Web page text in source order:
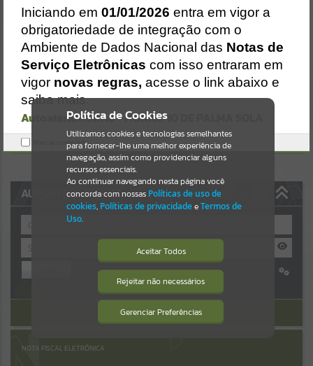
Resultados para""
Portais
Por favor, aguarde...
NOTÍCIAS
Por favor, aguarde...
Por favor, aguarde...
AUTOATENDIMENTO
Cadastre-se|Recuperar Senha
ACESSAR SEM LOGIN
NOTA FISCAL ELETRÔNICA
Política de Cookies
Utilizamos cookies e tecnologias semelhantes
para fornecer-lhe uma melhor experiência de
navegação, assim como providenciar alguns
recursos essenciais.
Ao continuar navegando nesta página você
concorda com nossas Políticas de uso de
cookies, Políticas de privacidadeeTermos de
Uso.
Aceitar Todos
Rejeitar não necessários
Gerenciar Preferências
Isto significa que diversos recursos
providenciados poderão não estar
Iniciando em 01/01/2026 entra em vigor a
obrigatoriedade de integração com o
Ambiente de Dados Nacional das Notas de
Serviço Eletrônicas com isso entraram em
vigor novas regras, acesse o link abaixo e
saiba mais.
Autoatendimento - MUNICÍPIO DE PALMA SOLA
Marcar como lido.
Gerenciamento do Sistema
CÓDIGO DA MENSAGEM:
Ocorreu um erro de script:
Uncaught SyntaxError: Unexpected token '('
https://palmasola.atende.net/cidadao/pagina/static/bundle/wpo_ind
ex_2_base_l2_portal_editores_sync_51eae23a948e64315f37e4869ad
2ca1c.js?v=81b3e61e:47
Verificar Mais Detalhes